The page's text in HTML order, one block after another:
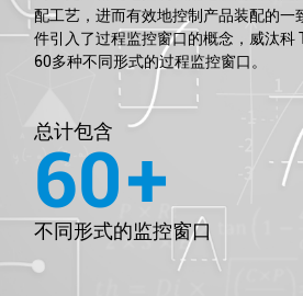
配工艺，进而有效地控制产品装配的一
件引入了过程监控窗口的概念，威汰科
60多种不同形式的过程监控窗口。
总计包含
60+
不同形式的监控窗口